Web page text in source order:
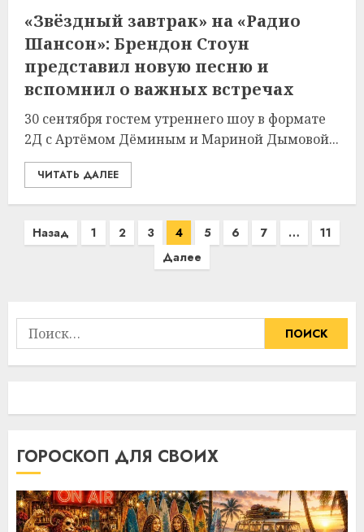
«Звёздный завтрак» на «Радио
Шансон»: Брендон Стоун
представил новую песню и
вспомнил о важных встречах
30 сентября гостем утреннего шоу в формате
2Д с Артёмом Дёминым и Мариной Дымовой...
ЧИТАТЬ ДАЛЕЕ
Пагинация
Назад 1 2 3 4 5 6 7 …
11
Далее
Найти:
ГОРОСКОП ДЛЯ СВОИХ